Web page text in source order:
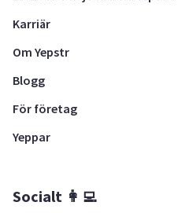
Karriär
Om Yepstr
Blogg
För företag
Yeppar
Socialt 👩‍💻